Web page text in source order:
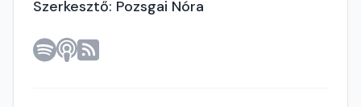
Szerkesztő: Pozsgai Nóra